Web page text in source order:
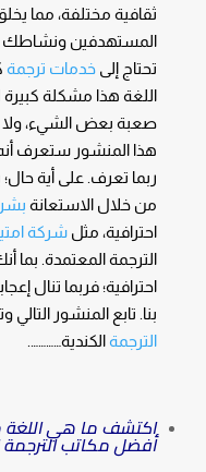
ثقافية مختلفة، مما
المستهدفين ونشاطك
تحتاج إلى خدمات ترجمة
اللغة هذا مشكلة كبيرة
صعبة بعض الشيء، ولا
هذا المنشور ستعرف أنه
ربما تعرف. على أية
من خلال الاستعانة
احترافية، مثل شركة
الترجمة المعتمدة.
احترافية؛ فربما تنال
بنا. تابع المنشور
الترجمةالكندية………….
اكتشف ما هي اللغة
أفضل مكاتب الترجمة